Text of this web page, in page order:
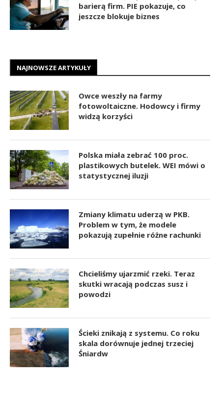
barierą firm. PIE pokazuje, co
jeszcze blokuje biznes
NAJNOWSZE ARTYKUŁY
Owce weszły na farmy
fotowoltaiczne. Hodowcy i firmy
widzą korzyści
Polska miała zebrać 100 proc.
plastikowych butelek. WEI mówi o
statystycznej iluzji
Zmiany klimatu uderzą w PKB.
Problem w tym, że modele
pokazują zupełnie różne rachunki
Chcieliśmy ujarzmić rzeki. Teraz
skutki wracają podczas susz i
powodzi
Ścieki znikają z systemu. Co roku
skala dorównuje jednej trzeciej
Śniardw